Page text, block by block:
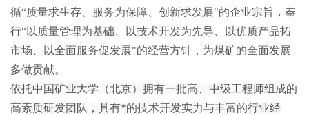
循“质量求生存、服务为保障、创新求发展"的企业宗旨，奉
行“以质量管理为基础、以技术开发为先导、以优质产品拓
市场、以全面服务促发展"的经营方针，为煤矿的全面发展
多做贡献。
依托中国矿业大学（北京）拥有一批高、中级工程师组成的
高素质研发团队，具有*的技术开发实力与丰富的行业经